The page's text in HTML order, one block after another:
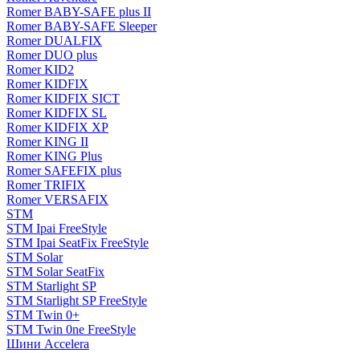
Romer BABY-SAFE plus II
Romer BABY-SAFE Sleeper
Romer DUALFIX
Romer DUO plus
Romer KID2
Romer KIDFIX
Romer KIDFIX SICT
Romer KIDFIX SL
Romer KIDFIX XP
Romer KING II
Romer KING Plus
Romer SAFEFIX plus
Romer TRIFIX
Romer VERSAFIX
STM
STM Ipai FreeStyle
STM Ipai SeatFix FreeStyle
STM Solar
STM Solar SeatFix
STM Starlight SP
STM Starlight SP FreeStyle
STM Twin 0+
STM Twin 0ne FreeStyle
Шини Accelera